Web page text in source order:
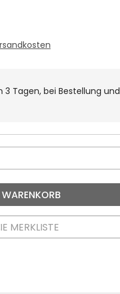
Tagen, bei Bestellung und
MERKLISTE